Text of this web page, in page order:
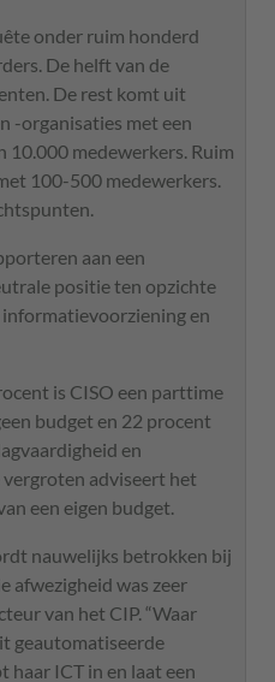
onder ruim honderd
De helft van de
De rest komt uit
-organisaties met een
medewerkers. Ruim
100-500 medewerkers.
aan een
positie ten opzichte
en
is CISO een parttime
budget en 22 procent
en
vergroten adviseert het
een eigen budget.
nauwelijks betrokken bij
afwezigheid was zeer
van het CIP. “Waar
geautomatiseerde
haar ICT in en laat een